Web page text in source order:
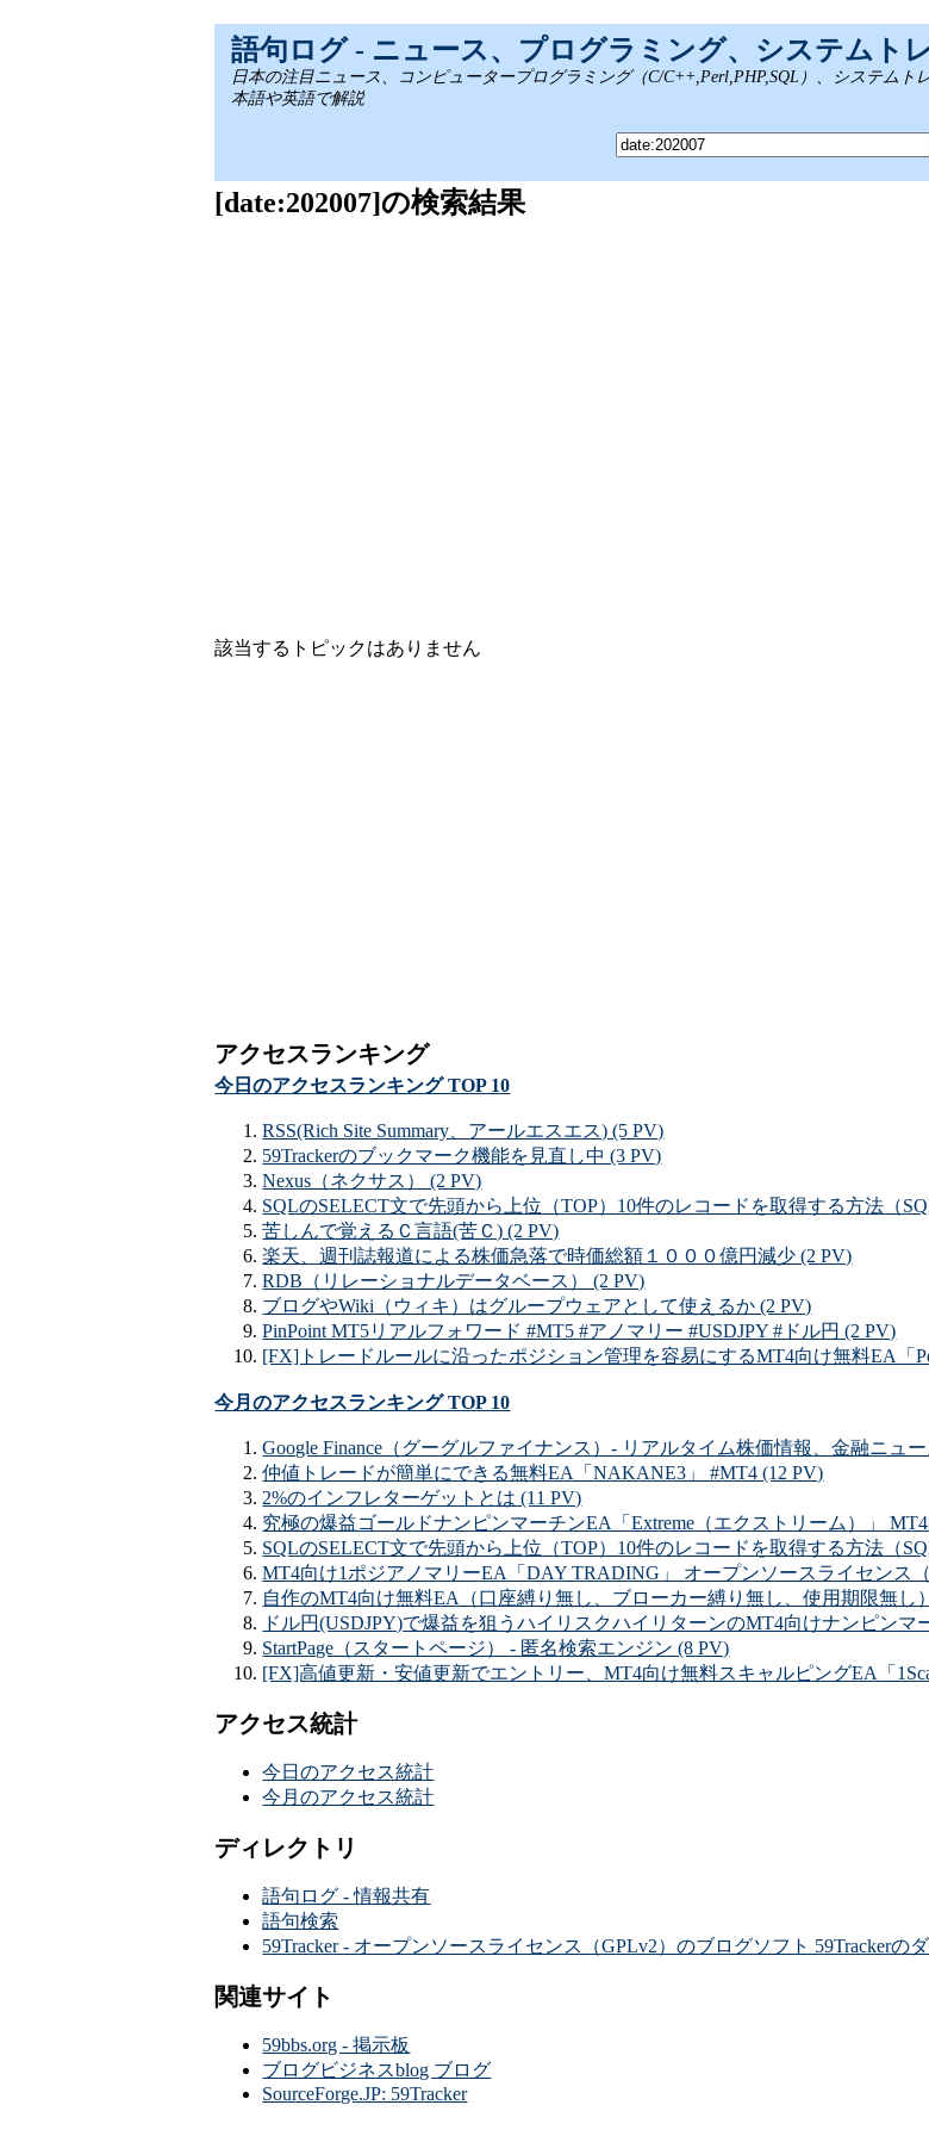
語句ログ - ニュース、プログラミング、システムト
日本の注目ニュース、コンピュータープログラミング（C/C++,Perl,PHP,SQL）、システム
本語や英語で解説
[date:202007]の検索結果
該当するトピックはありません
アクセスランキング
今日のアクセスランキング TOP 10
RSS(Rich Site Summary、アールエスエス) (5 PV)
59Trackerのブックマーク機能を見直し中 (3 PV)
Nexus（ネクサス） (2 PV)
SQLのSELECT文で先頭から上位（TOP）10件のレコードを取得する方法（
苦しんで覚えるＣ言語(苦Ｃ) (2 PV)
楽天、週刊誌報道による株価急落で時価総額１０００億円減少 (2 PV)
RDB（リレーショナルデータベース） (2 PV)
ブログやWiki（ウィキ）はグループウェアとして使えるか (2 PV)
PinPoint MT5リアルフォワード #MT5 #アノマリー #USDJPY #ドル円 (2 PV)
[FX]トレードルールに沿ったポジション管理を容易にするMT4向け無料EA「
今月のアクセスランキング TOP 10
Google Finance（グーグルファイナンス）- リアルタイム株価情報、金融ニュ
仲値トレードが簡単にできる無料EA「NAKANE3」 #MT4 (12 PV)
2%のインフレターゲットとは (11 PV)
究極の爆益ゴールドナンピンマーチンEA「Extreme（エクストリーム）」
SQLのSELECT文で先頭から上位（TOP）10件のレコードを取得する方法（
MT4向け1ポジアノマリーEA「DAY TRADING」 オープンソースライセンス
自作のMT4向け無料EA（口座縛り無し、ブローカー縛り無し、使用期限無
ドル円(USDJPY)で爆益を狙うハイリスクハイリターンのMT4向けナンピンマ
StartPage（スタートページ） - 匿名検索エンジン (8 PV)
[FX]高値更新・安値更新でエントリー、MT4向け無料スキャルピングEA「
アクセス統計
今日のアクセス統計
今月のアクセス統計
ディレクトリ
語句ログ - 情報共有
語句検索
59Tracker - オープンソースライセンス（GPLv2）のブログソフト 59Trackerの
関連サイト
59bbs.org - 掲示板
ブログビジネスblog ブログ
SourceForge.JP: 59Tracker